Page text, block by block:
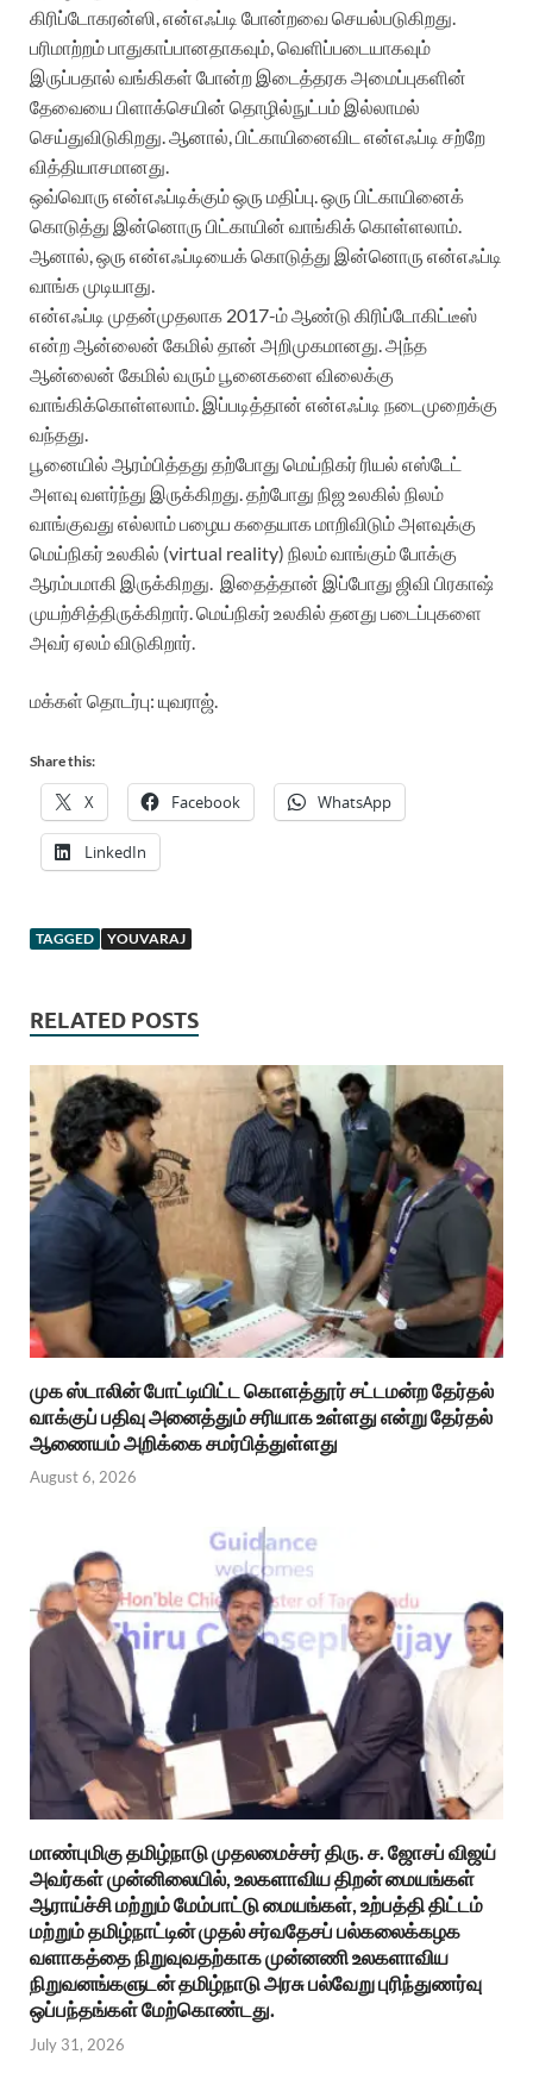
கிரிப்டோகரன்ஸி, என்எஃப்டி போன்றவை செயல்படுகிறது.
பரிமாற்றம் பாதுகாப்பானதாகவும், வெளிப்படையாகவும்
இருப்பதால் வங்கிகள் போன்ற இடைத்தரக அமைப்புகளின்
தேவையை பிளாக்செயின் தொழில்நுட்பம் இல்லாமல்
செய்துவிடுகிறது. ஆனால், பிட்காயினைவிட என்எஃப்டி சற்றே
வித்தியாசமானது.
ஒவ்வொரு என்எஃப்டிக்கும் ஒரு மதிப்பு. ஒரு பிட்காயினைக்
கொடுத்து இன்னொரு பிட்காயின் வாங்கிக் கொள்ளலாம்.
ஆனால், ஒரு என்எஃப்டியைக் கொடுத்து இன்னொரு என்எஃப்டி
வாங்க முடியாது.
என்எஃப்டி முதன்முதலாக 2017-ம் ஆண்டு கிரிப்டோகிட்டீஸ்
என்ற ஆன்லைன் கேமில் தான் அறிமுகமானது. அந்த
ஆன்லைன் கேமில் வரும் பூனைகளை விலைக்கு
வாங்கிக்கொள்ளலாம். இப்படித்தான் என்எஃப்டி நடைமுறைக்கு
வந்தது.
பூனையில் ஆரம்பித்தது தற்போது மெய்நிகர் ரியல் எஸ்டேட்
அளவு வளர்ந்து இருக்கிறது. தற்போது நிஜ உலகில் நிலம்
வாங்குவது எல்லாம் பழைய கதையாக மாறிவிடும் அளவுக்கு
மெய்நிகர் உலகில் (virtual reality) நிலம் வாங்கும் போக்கு
ஆரம்பமாகி இருக்கிறது. இதைத்தான் இப்போது ஜிவி பிரகாஷ்
முயற்சித்திருக்கிறார். மெய்நிகர் உலகில் தனது படைப்புகளை
அவர் ஏலம் விடுகிறார்.
மக்கள் தொடர்பு: யுவராஜ்.
Share this:
X Facebook WhatsApp
LinkedIn
TAGGED YOUVARAJ
RELATED POSTS
முக ஸ்டாலின் போட்டியிட்ட கொளத்தூர் சட்டமன்ற தேர்தல்
வாக்குப் பதிவு அனைத்தும் சரியாக உள்ளது என்று தேர்தல்
ஆணையம் அறிக்கை சமர்பித்துள்ளது
August 6, 2026
மாண்புமிகு தமிழ்நாடு முதலமைச்சர் திரு. ச. ஜோசப் விஜய்
அவர்கள் முன்னிலையில், உலகளாவிய திறன் மையங்கள்
ஆராய்ச்சி மற்றும் மேம்பாட்டு மையங்கள், உற்பத்தி திட்டம்
மற்றும் தமிழ்நாட்டின் முதல் சர்வதேசப் பல்கலைக்கழக
வளாகத்தை நிறுவுவதற்காக முன்னணி உலகளாவிய
நிறுவனங்களுடன் தமிழ்நாடு அரசு பல்வேறு புரிந்துணர்வு
ஒப்பந்தங்கள் மேற்கொண்டது.
July 31, 2026